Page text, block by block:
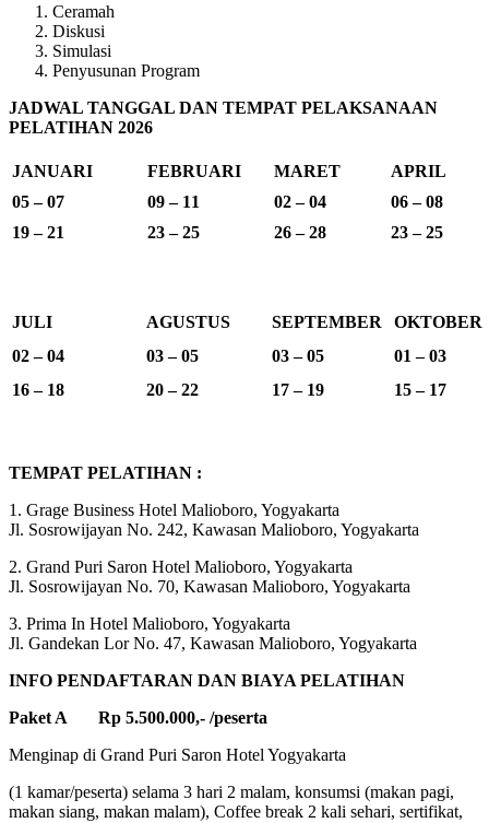
Ceramah
Diskusi
Simulasi
Penyusunan Program
JADWAL TANGGAL DAN TEMPAT PELAKSANAAN
PELATIHAN 2026
JANUARI FEBRUARI MARET
APRIL
05 – 07
09 – 11 02 – 04
06 – 08
19 – 21
23 – 25 26 – 28 23 – 25
JULI AGUSTUS SEPTEMBER
OKTOBER
02 – 04
03 – 05 03 – 05
01 – 03
16 – 18
20 – 22 17 – 19 15 – 17
TEMPAT PELATIHAN :
1. Grage Business Hotel Malioboro, Yogyakarta
Jl. Sosrowijayan No. 242, Kawasan Malioboro, Yogyakarta
2. Grand Puri Saron Hotel Malioboro, Yogyakarta
Jl. Sosrowijayan No. 70, Kawasan Malioboro, Yogyakarta
3. Prima In Hotel Malioboro, Yogyakarta
Jl. Gandekan Lor No. 47, Kawasan Malioboro, Yogyakarta
INFO PENDAFTARAN DAN BIAYA PELATIHAN
Paket A Rp 5.500.000,- /peserta
Menginap di Grand Puri Saron Hotel Yogyakarta
(1 kamar/peserta) selama 3 hari 2 malam, konsumsi (makan pagi,
makan siang, makan malam), Coffee break 2 kali sehari, sertifikat,